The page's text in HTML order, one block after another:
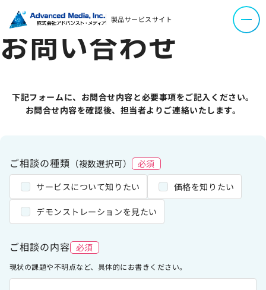
お問い合わせ
コーポレートサイト
サイトマップ
サイトのご利用について
製品サービスサイト
お問い合わせ
下記フォームに、お問合せ内容と必要事項をご記入ください。
お問合せ内容を確認後、担当者よりご連絡いたします。
ご相談の種類 （複数選択可）
必須
サービスについて知りたい
価格を知りたい
デモンストレーションを見たい
ご相談の内容 必須
現状の課題や不明点など、具体的にお書きください。